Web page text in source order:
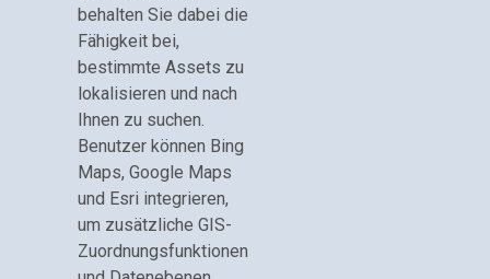
behalten Sie dabei die
Fähigkeit bei,
bestimmte Assets zu
lokalisieren und nach
Ihnen zu suchen.
Benutzer können Bing
Maps, Google Maps
und Esri integrieren,
um zusätzliche GIS-
Zuordnungsfunktionen